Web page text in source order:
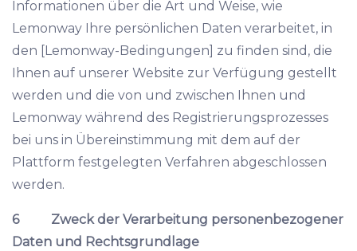
Informationen über die Art und Weise, wie
Lemonway Ihre persönlichen Daten verarbeitet, in
den [Lemonway-Bedingungen] zu finden sind, die
Ihnen auf unserer Website zur Verfügung gestellt
werden und die von und zwischen Ihnen und
Lemonway während des Registrierungsprozesses
bei uns in Übereinstimmung mit dem auf der
Plattform festgelegten Verfahren abgeschlossen
werden.
6 Zweck der Verarbeitung personenbezogener
Daten und Rechtsgrundlage